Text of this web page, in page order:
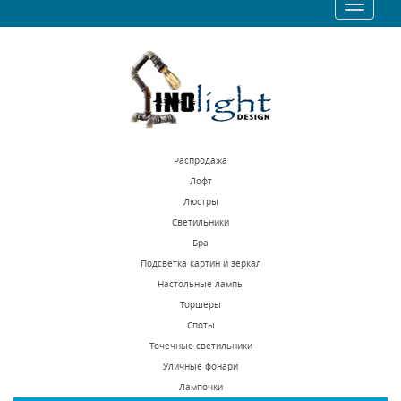
Toggle
Распродажа
Лофт
Люстры
Светильники
Бра
Подсветка картин и зеркал
Настольные лампы
Торшеры
Споты
Точечные светильники
Уличные фонари
Лампочки